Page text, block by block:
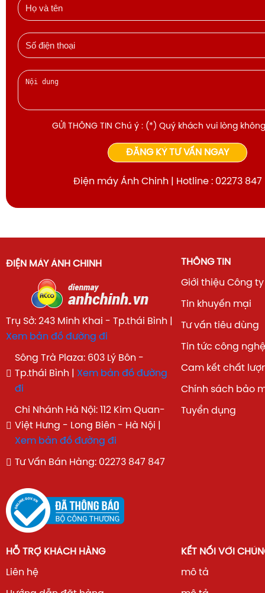
GỬI THÔNG TIN Chú ý : (*) Quý khách vui lòng
ĐĂNG KÝ TƯ VẤN NGAY
Điện máy Ánh Chinh | Hotline : 02273 847
ĐIỆN MÁY ÁNH CHINH
Trụ Sở: 243 Minh Khai - Tp.thái Bình |
Xem bản đồ đường đi
Sông Trà Plaza: 603 Lý Bôn -
Tp.thái Bình | Xem bản đồ đường
đi
Chi Nhánh Hà Nội: 112 Kim Quan-
Việt Hưng - Long Biên - Hà Nội |
Xem bản đồ đường đi
Tư Vấn Bán Hàng: 02273 847 847
THÔNG TIN
Giới thiệu Công ty
Tin khuyến mại
Tư vấn tiêu dùng
Tin tức công nghệ
Cam kết chất
Chính sách bảo
Tuyển dụng
HỖ TRỢ KHÁCH HÀNG
Liên hệ
KẾT NỐI VỚI
mô tả